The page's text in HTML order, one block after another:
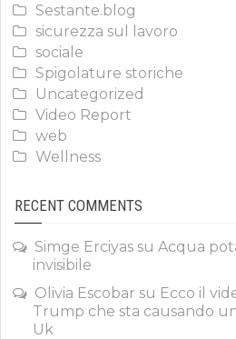
Sestante.blog
sicurezza sul lavoro
sociale
Spigolature storiche
Uncategorized
Video Report
web
Wellness
RECENT COMMENTS
Simge Erciyas su Acqua
invisibile
Olivia Escobar su Ecco il
Trump che sta causando
Uk